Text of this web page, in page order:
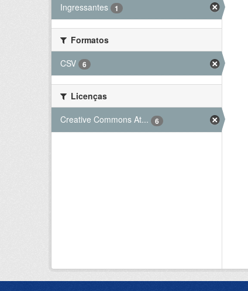
Ingressantes 1
Formatos
CSV
6
Licenças
Creative Commons At...
6